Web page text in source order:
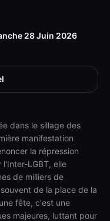
28 Juin 2026
dans le sillage des
manifestation
la répression
LGBT, elle
de milliers de
de la place de la
fête, c'est une
majeures, luttant pour